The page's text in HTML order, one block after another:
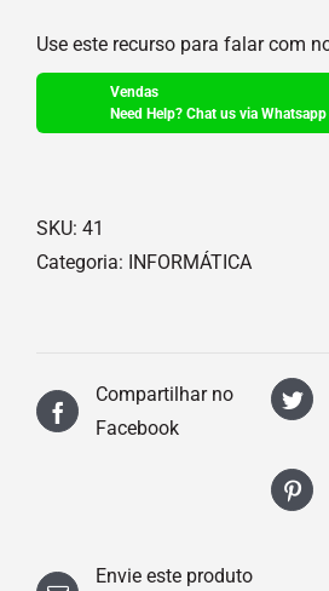
quantidade
Use este recurso para falar com
Vendas
Need Help? Chat us via Whatsapp
SKU: 41
Categoria: INFORMÁTICA
Compartilhar no
Facebook
Envie este produto